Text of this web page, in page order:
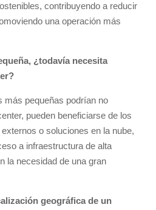
contribuyendo a reducir
una operación más
¿todavía necesita
pequeñas podrían no
pueden beneficiarse de los
o soluciones en la nube,
a infraestructura de alta
la necesidad de una gran
geográfica de un